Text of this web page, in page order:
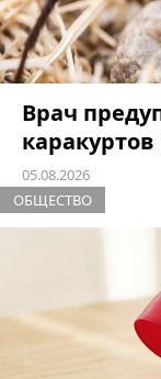
Врач
05.08.2026
ОБЩЕСТВО